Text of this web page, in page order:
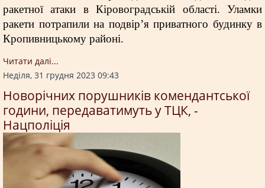
ракетної атаки в Кіровоградській області. Уламки
ракети потрапили на подвір’я приватного будинку в
Кропивницькому районі.
Читати далi...
Неділя, 31 грудня 2023 09:43
Новорічних порушників комендантської
години, передаватимуть у ТЦК, -
Нацполіція